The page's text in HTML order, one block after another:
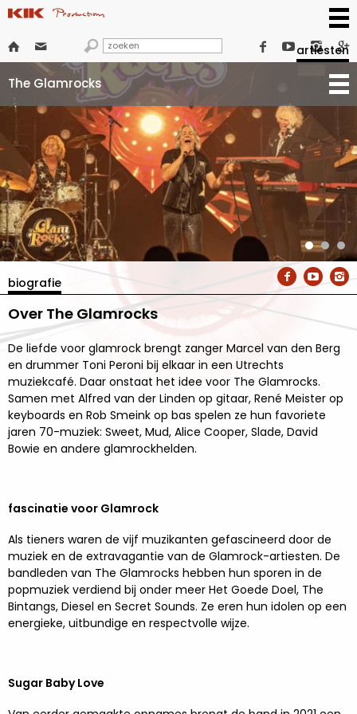
      
artiesten
The Glamrocks
biografie
Over The Glamrocks
De liefde voor glamrock brengt zanger Marcel van den Berg
en drummer Toni Peroni bij elkaar in een Utrechts
muziekcafé. Daar onstaat het idee voor The Glamrocks.
Samen met Alfred van der Linden op gitaar, René Meister op
keyboards en Rob Smeink op bas spelen ze hun favoriete
jaren 70-muziek: Sweet, Mud, Alice Cooper, Slade, David
Bowie en andere glamrockhelden.
fascinatie voor Glamrock
Als tieners waren de vijf muzikanten gefascineerd door de
muziek en de extravagantie van de Glamrock-artiesten. De
bandleden van The Glamrocks hebben hun sporen in de
popmuziek verdiend bij onder meer Het Goede Doel, The
Bintangs, Diesel en Secret Sounds. Ze eren hun idolen op een
energieke, uitbundige en respectvolle wijze.
Sugar Baby Love
  